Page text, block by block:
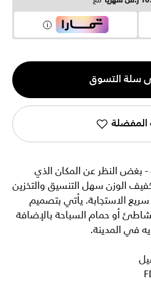
سلة التسوق
المفضلة
- بغض النظر عن المكان الذي
الوزن سهل التنسيق والتخزين
الاستجابة. يأتي بتصميم
أو حمام السباحة بالإضافة
في المدينة.